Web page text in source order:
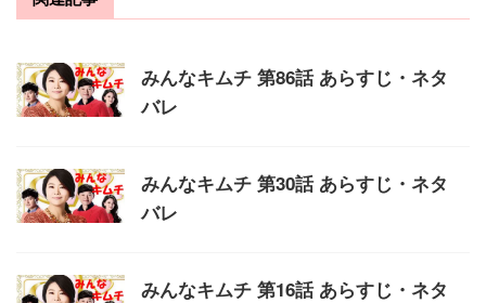
みんなキムチ 第86話 あらすじ・ネタ
バレ
みんなキムチ 第30話 あらすじ・ネタ
バレ
みんなキムチ 第16話 あらすじ・ネタ